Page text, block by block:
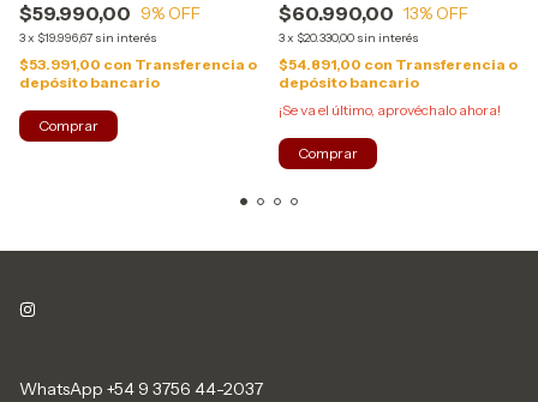
$59.990,00 9% OFF
3x $19.996,67 sin interés
$53.991,00 con Transferencia o
depósito bancario
$60.990,00 13% OFF
3x $20.330,00 sin interés
$54.891,00 con Transferencia o
depósito bancario
¡Se va el último, aprovéchalo ahora!
WhatsApp +54 9 3756 44-2037